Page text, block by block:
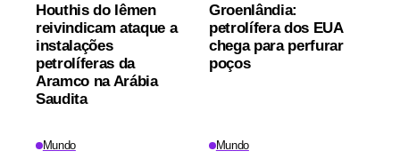
Houthis do Iêmen
reivindicam ataque a
instalações
petrolíferas da
Aramco na Arábia
Saudita
Groenlândia:
petrolífera dos EUA
chega para perfurar
poços
Mundo Mundo